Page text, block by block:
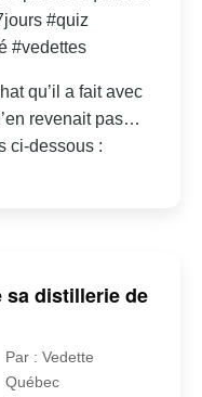
#quiz
#vedettes
qu’il a fait avec
revenait pas…
ci-dessous :
sa distillerie de
Par : Vedette
Québec